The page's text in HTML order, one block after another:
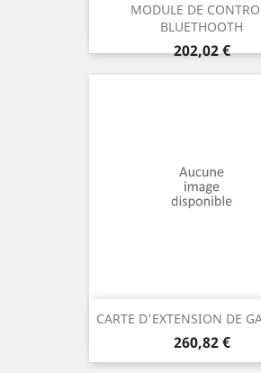
MODULE DE
BLUETHOOTH
Prix
202,02 €
CARTE D'EXTENSION DE
Prix
260,82 €